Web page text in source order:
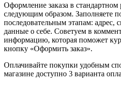
Оформление заказа в
следующим образом. Заполняете
последовательным этапам: адрес,
данные о себе. Советуем в
информацию, которая поможет
кнопку «Оформить заказ».
Оплачивайте покупки удобным
магазине доступно 3 варианта